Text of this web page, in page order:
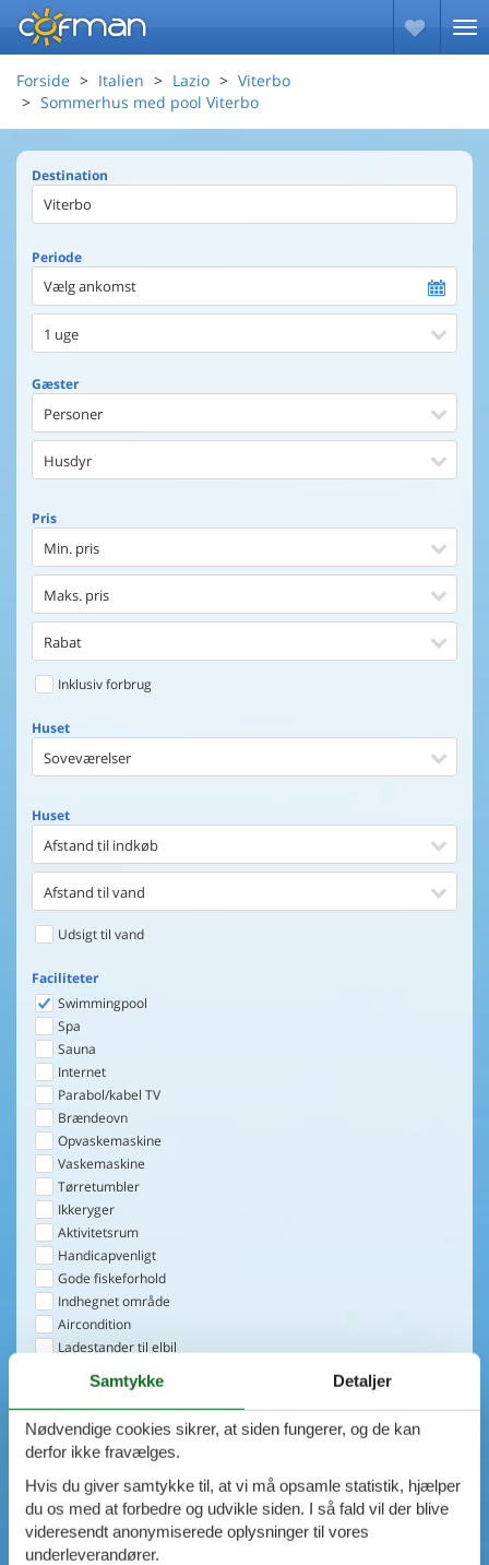
Forside Italien Lazio
Viterbo
Sommerhus med pool Viterbo
Destination
Periode
Vælg ankomst
1 uge
Gæster
Personer
Husdyr
Pris
Min. pris
Maks. pris
Rabat
Inklusiv forbrug
Huset
Soveværelser
VIS HUSE
Huset
Afstand til indkøb
Afstand til vand
Udsigt til vand
Faciliteter
Swimmingpool
Spa
Sauna
Internet
Parabol/kabel TV
Brændeovn
Opvaskemaskine
Vaskemaskine
Tørretumbler
Ikkeryger
Aktivitetsrum
Handicapvenligt
Gode fiskeforhold
Indhegnet område
Aircondition
Ladestander til elbil
Energivenligt
SIMPEL SØGNING
Samtykke Detaljer
Nødvendige cookies sikrer, at siden fungerer, og de kan
derfor ikke fravælges.
Hvis du giver samtykke til, at vi må opsamle statistik, hjælper
du os med at forbedre og udvikle siden. I så fald vil der blive
videresendt anonymiserede oplysninger til vores
underleverandører.